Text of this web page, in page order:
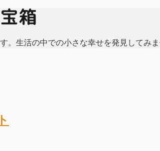
。生活の中での小さな幸せを発見してみま